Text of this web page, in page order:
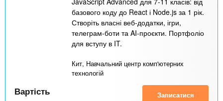
базового коду до React і Node.js за 1 рік.
Створіть власні веб-додатки, ігри,
телеграм-боти та AI-проєкти. Портфоліо
для вступу в IT.
Кит, Навчальний центр комп'ютерних
технологій
Вартість Записатися